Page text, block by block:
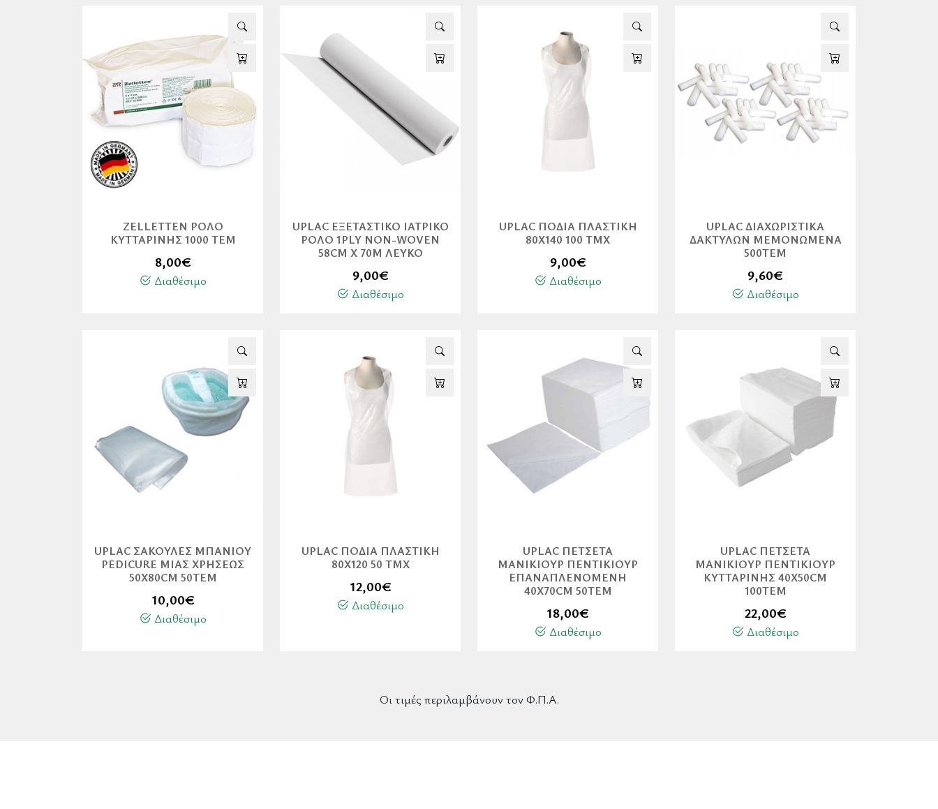
ZELLETTEN ΡΟΛΌ
ΚΥΤΤΑΡΊΝΗΣ 1000 ΤΕΜ
8,00€
Διαθέσιμο
UPLAC ΕΞΕΤΑΣΤΙΚΌ ΙΑΤΡΙΚΌ
ΡΟΛΌ 1PLY NON-WOVEN
58CM X 70M ΛΕΥΚΌ
9,00€
Διαθέσιμο
UPLAC ΠΟΔΙΆ ΠΛΑΣΤΙΚΉ
80Χ140 100 ΤΜΧ
9,00€
Διαθέσιμο
UPLAC ΔΙΑΧΩΡΙΣΤΙΚΆ
ΔΑΚΤΎΛΩΝ ΜΕΜΟΝΩΜΈΝΑ
500ΤΕΜ
9,60€
Διαθέσιμο
UPLAC ΣΑΚΟΎΛΕΣ ΜΠΆΝΙΟΥ
PEDICURE ΜΙΑΣ ΧΡΉΣΕΩΣ
50X80CM 50ΤΕΜ
10,00€
Διαθέσιμο
UPLAC ΠΟΔΙΆ ΠΛΑΣΤΙΚΉ
80Χ120 50 ΤΜΧ
12,00€
Διαθέσιμο
UPLAC ΠΕΤΣΈΤΑ
ΜΑΝΙΚΙΟΎΡ ΠΕΝΤΙΚΙΟΎΡ
ΕΠΑΝΑΠΛΕΝΌΜΕΝΗ
40X70CM 50ΤΕΜ
18,00€
Διαθέσιμο
UPLAC ΠΕΤΣΈΤΑ
ΜΑΝΙΚΙΟΎΡ ΠΕΝΤΙΚΙΟΎΡ
ΚΥΤΤΑΡΊΝΗΣ 40X50CM
100ΤΕΜ
22,00€
Διαθέσιμο
Οι τιμές περιλαμβάνουν τον Φ.Π.Α.